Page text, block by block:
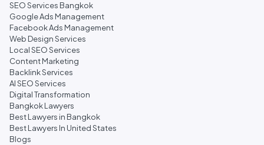
SEO Services Bangkok
Google Ads Management
Facebook Ads Management
Web Design Services
Local SEO Services
Content Marketing
Backlink Services
AI SEO Services
Digital Transformation
Bangkok Lawyers
Best Lawyers in Bangkok
Best Lawyers In United States
Blogs